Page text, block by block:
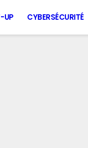
UP CYBERSÉCURITÉ